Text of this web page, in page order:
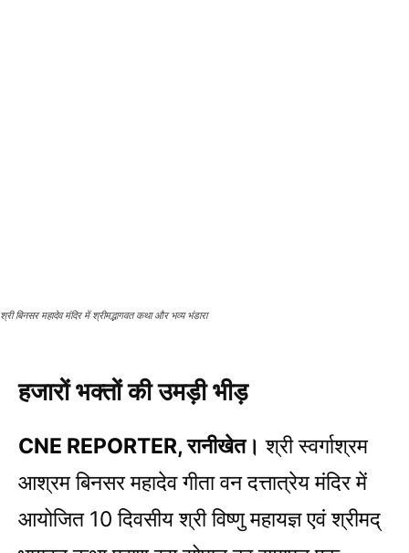
श्री बिनसर महादेव मंदिर में श्रीमद्भागवत कथा और भव्य भंडारा
हजारों भक्तों की उमड़ी भीड़
CNE REPORTER, रानीखेत। श्री स्वर्गाश्रम
आश्रम बिनसर महादेव गीता वन दत्तात्रेय मंदिर में
आयोजित 10 दिवसीय श्री विष्णु महायज्ञ एवं श्रीमद्